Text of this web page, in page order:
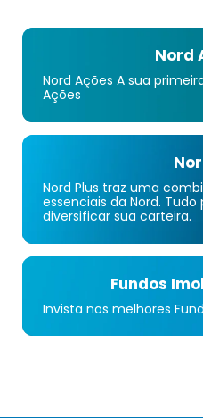
Nord
Nord Ações A sua
Ações
Nord Plus traz uma
essenciais da Nord. Tudo
diversificar sua carteira.
Fundos
Invista nos melhores